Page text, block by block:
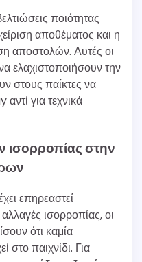
ποιότητας
αποθέματος και η
αποστολών. Αυτές οι
ελαχιστοποιήσουν την
στους παίκτες να
για τεχνικά
στην
επηρεαστεί
ισορροπίας, οι
ότι καμία
στο παιχνίδι. Για